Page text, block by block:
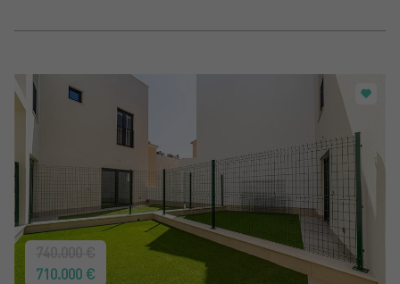
710.000 €